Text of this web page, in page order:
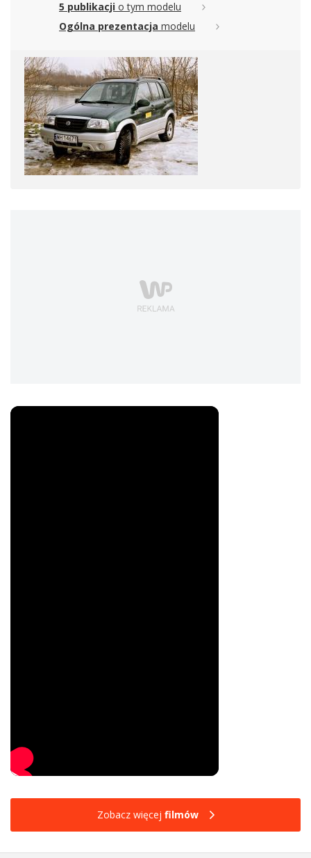
5 publikacji o tym modelu
Ogólna prezentacja modelu
Zobacz więcej filmów